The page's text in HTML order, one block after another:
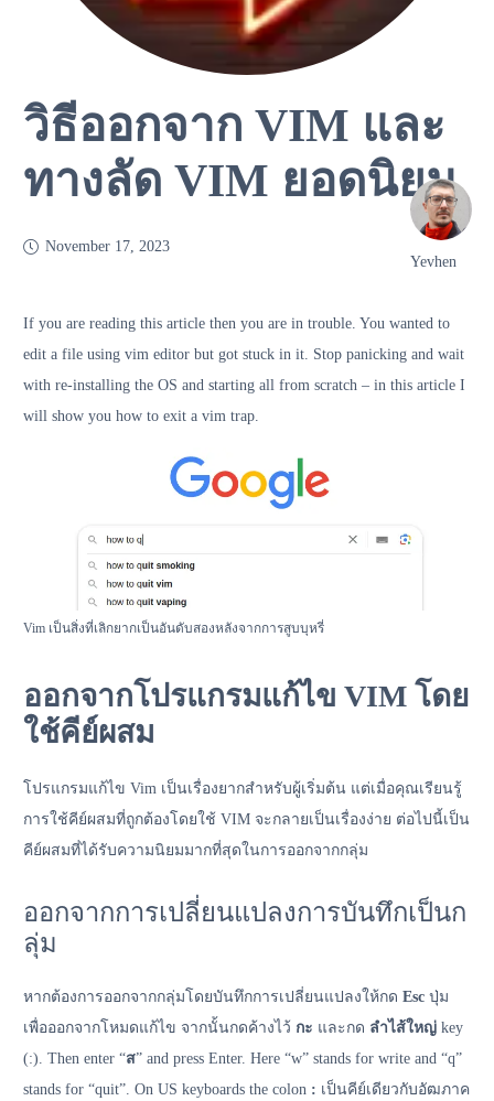
วิธีออกจาก VIM และ
ทางลัด VIM ยอดนิยม
November 17, 2023
Yevhen
If you are reading this article then you are in trouble. You wanted to
edit a file using vim editor but got stuck in it. Stop panicking and wait
with re-installing the OS and starting all from scratch – in this article I
will show you how to exit a vim trap.
Vim เป็นสิ่งที่เลิกยากเป็นอันดับสองหลังจากการสูบบุหรี่
ออกจากโปรแกรมแก้ไข VIM โดย
ใช้คีย์ผสม
โปรแกรมแก้ไข Vim เป็นเรื่องยากสำหรับผู้เริ่มต้น แต่เมื่อคุณเรียนรู้
การใช้คีย์ผสมที่ถูกต้องโดยใช้ VIM จะกลายเป็นเรื่องง่าย ต่อไปนี้เป็น
คีย์ผสมที่ได้รับความนิยมมากที่สุดในการออกจากกลุ่ม
ออกจากการเปลี่ยนแปลงการบันทึกเป็นก
ลุ่ม
หากต้องการออกจากกลุ่มโดยบันทึกการเปลี่ยนแปลงให้กด Esc ปุ่ม
เพื่อออกจากโหมดแก้ไข จากนั้นกดค้างไว้ กะ และกด ลำไส้ใหญ่ key
(:). Then enter “ส” and press Enter. Here “w” stands for write and “q”
stands for “quit”. On US keyboards the colon : เป็นคีย์เดียวกับอัฒภาค